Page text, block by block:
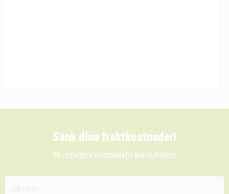
Sänk dina fraktkostnader!
30 minuters kostnadsfri konsultation